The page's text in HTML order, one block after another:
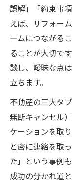
誤解」「約束事
えば、リフォー
ームにつながる
ることが大切で
談し、曖昧な点
立ちます。
不動産の三大タ
無断キャンセル
ケーションを取
と密に連絡を取
た」という事例
成功の分かれ道と